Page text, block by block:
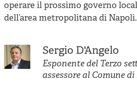
operare il prossimo governo
dell’area metropolitana di Napoli.
Sergio D'Angelo
Esponente del Terzo
assessore al Comune